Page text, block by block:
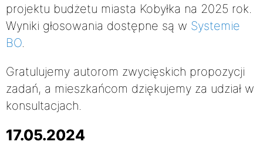
projektu budżetu miasta Kobyłka na 2025 rok.
Wyniki głosowania dostępne są w Systemie
BO.
Gratulujemy autorom zwycięskich propozycji
zadań, a mieszkańcom dziękujemy za udział w
konsultacjach.
17.05.2024